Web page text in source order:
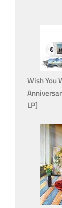
Wish You
LP]